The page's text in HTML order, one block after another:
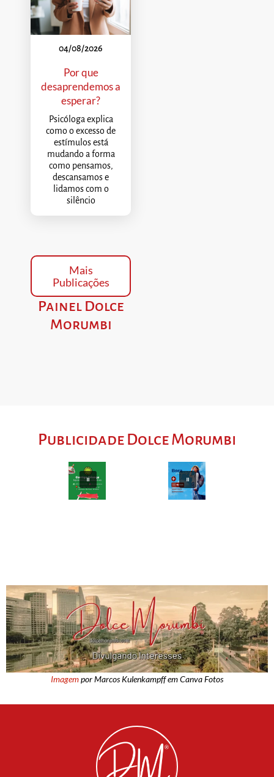
04/08/2026
Por que
desaprendemos a
esperar?
Psicóloga explica
como o excesso de
estímulos está
mudando a forma
como pensamos,
descansamos e
lidamos com o
silêncio
Mais
Publicações
Painel Dolce
Morumbi
Publicidade Dolce Morumbi
Imagempor Marcos Kulenkampff em Canva Fotos